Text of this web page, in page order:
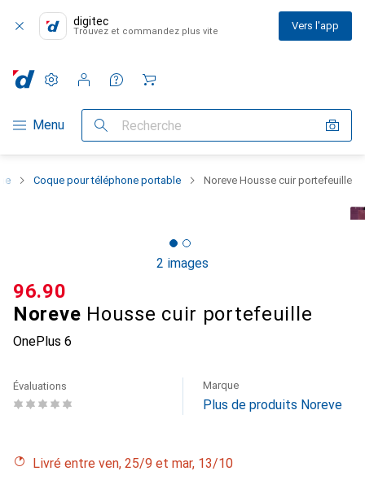
digitec
Trouvez et commandez plus vite Vers l'app
Navigation par catégorie
Menu Recherche
Paramètres
Compte client
Listes de comparaison
Listes d'envies
Panier
Coque pour téléphone portable Noreve Housse cuir portefeuille
2 images
Noreve Housse cuir portefeuille
OnePlus 6
CHF
96.90
Évaluations Marque
Plus de produits Noreve
Livré entre ven, 25/9 et mar, 13/10